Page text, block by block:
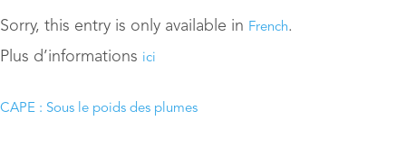
Sorry, this entry is only available in French.
Plus d’informations ici
CAPE : Sous le poids des plumes